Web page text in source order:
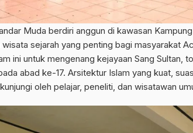
Muda berdiri anggun di kawasan
sejarah yang penting bagi masyarakat
ini untuk mengenang kejayaan Sang Sultan,
abad ke-17. Arsitektur Islam yang kuat,
oleh pelajar, peneliti, dan wisatawan